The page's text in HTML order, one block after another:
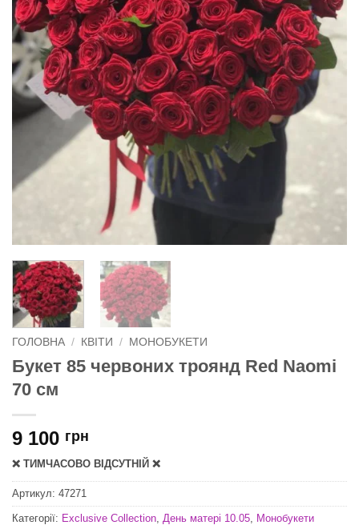
ГОЛОВНА / КВІТИ / МОНОБУКЕТИ
Букет 85 червоних троянд Red Naomi
70 см
9 100 грн
❌ ТИМЧАСОВО ВІДСУТНІЙ ❌
Артикул: 47271
Категорії: Exclusive Collection День матері 10.05 Монобукети